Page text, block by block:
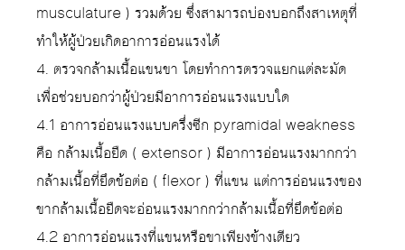
musculature ) รวมด้วย ซึ่งสามารถบ่องบอกถึงสาเหตุที่
ทำให้ผู้ป่วยเกิดอาการอ่อนแรงได้
4. ตรวจกล้ามเนื้อแขนขา โดยทำการตรวจแยกแต่ละมัด
เพื่อช่วยบอกว่าผู้ป่วยมีอาการอ่อนแรงแบบใด
4.1 อาการอ่อนแรงแบบครึ่งซีก pyramidal weakness
คือ กล้ามเนื้อยืด ( extensor ) มีอาการอ่อนแรงมากกว่า
กล้ามเนื้อที่ยึดข้อต่อ ( flexor ) ที่แขน แต่การอ่อนแรงของ
ขากล้ามเนื้อยืดจะอ่อนแรงมากกว่ากล้ามเนื้อที่ยึดข้อต่อ
4.2 อาการอ่อนแรงที่แขนหรือขาเพียงข้างเดียว